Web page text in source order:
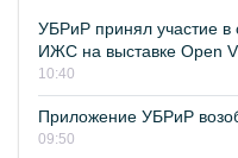
УБРиР принял участие в
ИЖС на выставке Open
10:40
Приложение УБРиР
09:50